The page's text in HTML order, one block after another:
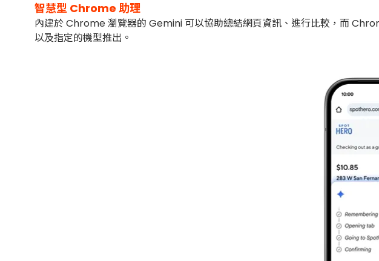
智慧型 Chrome 助理
內建於 Chrome 瀏覽器的 Gemini 可以協助總結網頁資訊、進行比較，而
以及指定的機型推出。